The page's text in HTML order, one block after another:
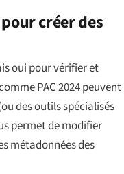
créer des
oui pour vérifier et
PAC 2024 peuvent
des outils spécialisés
permet de modifier
métadonnées des